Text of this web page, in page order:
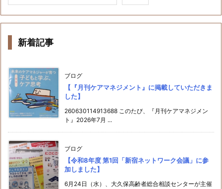
新着記事
ブログ
【『月刊ケアマネジメント』に掲載していただきま
した】
260630114913688 このたび、『月刊ケアマネジメン
ト』2026年7月 ...
ブログ
【令和8年度 第1回「新宿ネットワーク会議」に参
加しました】
6月24日（水）、大久保高齢者総合相談センターが主催